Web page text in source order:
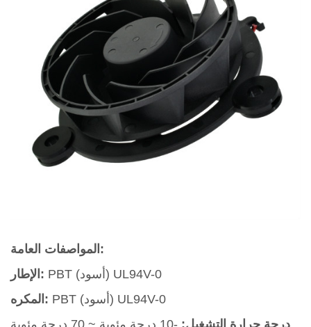
المواصفات العامة:
الإطار:
PBT (أسود) UL94V-0
المكره:
PBT (أسود) UL94V-0
درجة حرارة التشغيل: -10 درجة مئوية ~ 70 درجة مئوية